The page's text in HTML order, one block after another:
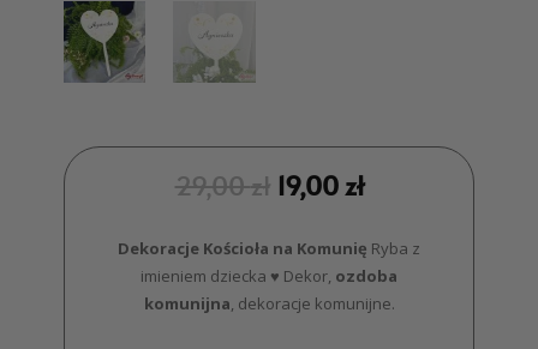
29,00zł 19,00zł
Dekoracje Kościoła na Komunię Ryba z
imieniem dziecka ♥ Dekor, ozdoba
komunijna, dekoracje komunijne.